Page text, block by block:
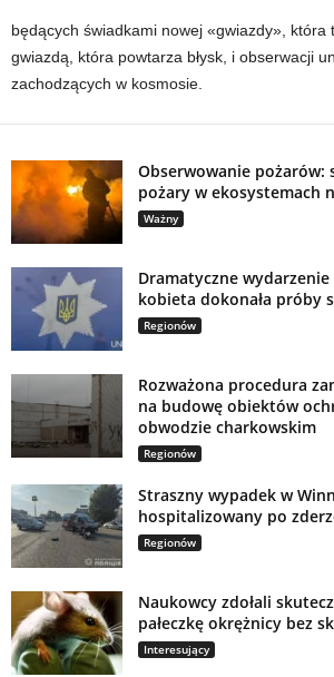
będących świadkami nowej «gwiazdy», która
gwiazdą, która powtarza błysk, i obserwacji
zachodzących w kosmosie.
Obserwowanie pożarów:
pożary w ekosystemach
Ważny
Dramatyczne
kobieta dokonała próby
Regionów
Rozważona procedura
na budowę obiektów
obwodzie charkowskim
Regionów
Straszny wypadek w
hospitalizowany po
Regionów
Naukowcy zdołali
pałeczkę okrężnicy bez
Interesujący